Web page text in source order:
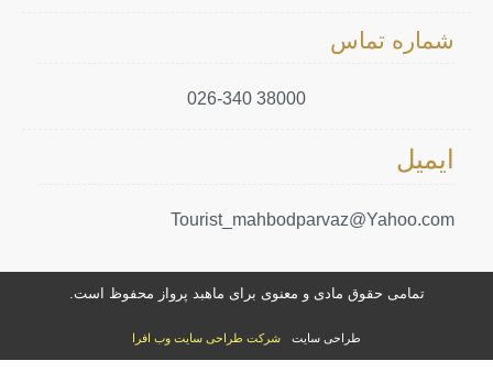
شماره تماس
38000 026-340
ایمیل
Tourist_mahbodparvaz@Yahoo.com
تمامی حقوق مادی و معنوی برای ماهبد پرواز محفوظ است.
طراحی سایت شرکت طراحی سایت وب افرا